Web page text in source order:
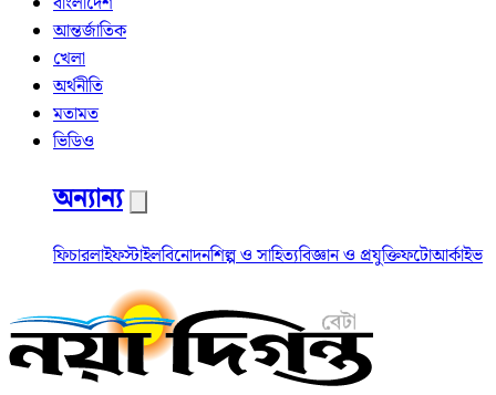
আন্তর্জাতিক
খেলা
অর্থনীতি
মতামত
ভিডিও
অন্যান্য
ফিচারলাইফস্টাইলবিনোদনশিল্প ও সাহিত্যবিজ্ঞান ও প্রযুক্তিফটোআর্কাইভ